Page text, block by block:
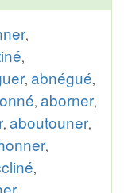
,
,
, abnégué,
, aborner,
, aboutouner,
,
,